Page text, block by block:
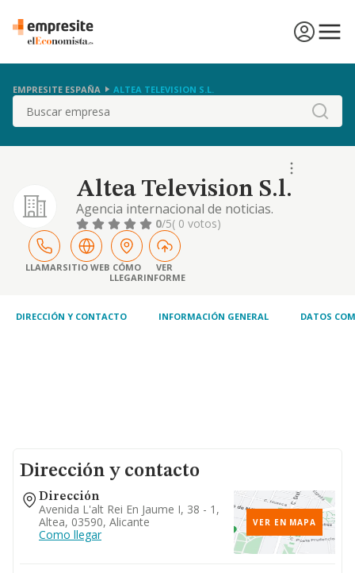
EMPRESITE ESPAÑA ALTEA TELEVISION S.L.
Buscar
Altea Television S.l.
Agencia internacional de noticias.
producciones audiovisuales de television y
cine. centro de formacion profesional.
transporte electromagnetico de senales
audiovisuales. importacion, exportacion,,
compra, venta y distri
0/5( 0 votos)
LLAMARSITIO WEB CÓMO
LLEGAR
VER
INFORME
DIRECCIÓN Y CONTACTO INFORMACIÓN GENERAL DATOS
Dirección y contacto
Dirección
Avenida L'alt Rei En Jaume I, 38 - 1,
Altea, 03590, Alicante
Como llegar
VER EN MAPA